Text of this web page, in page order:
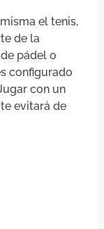
el tenis,
de la
pádel o
configurado
con un
evitará de